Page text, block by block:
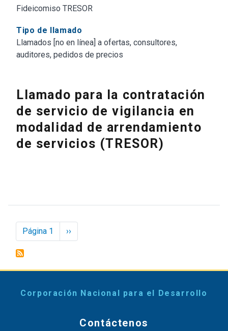
Fideicomiso TRESOR
Tipo de llamado
Llamados [no en línea] a ofertas, consultores,
auditores, pedidos de precios
Llamado para la contratación
de servicio de vigilancia en
modalidad de arrendamiento
de servicios (TRESOR)
Paginación
Página 1
Next
page
››
Corporación Nacional para el Desarrollo
Contáctenos